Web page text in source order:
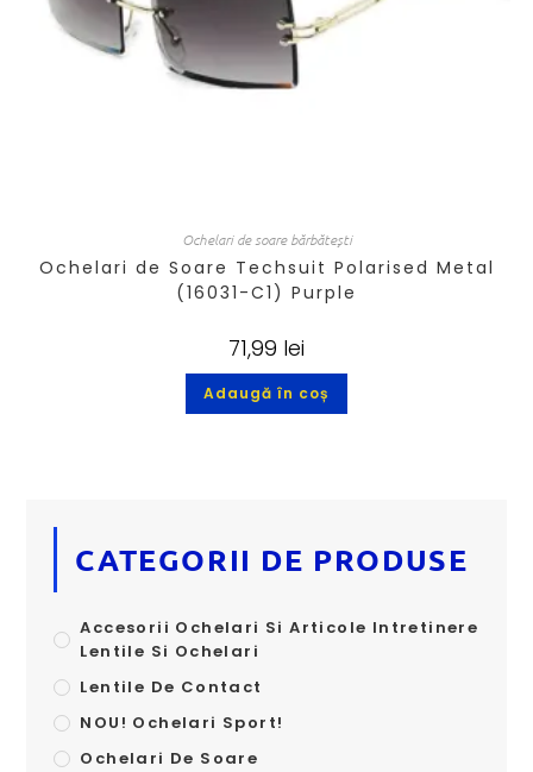
Ochelari de soare bărbătești
Ochelari de Soare Techsuit Polarised Metal
(16031-C1) Purple
71,99 lei
Adaugă în coș
CATEGORII DE PRODUSE
Accesorii Ochelari Si Articole Intretinere
Lentile Si Ochelari
Lentile De Contact
NOU! Ochelari Sport!
Ochelari De Soare